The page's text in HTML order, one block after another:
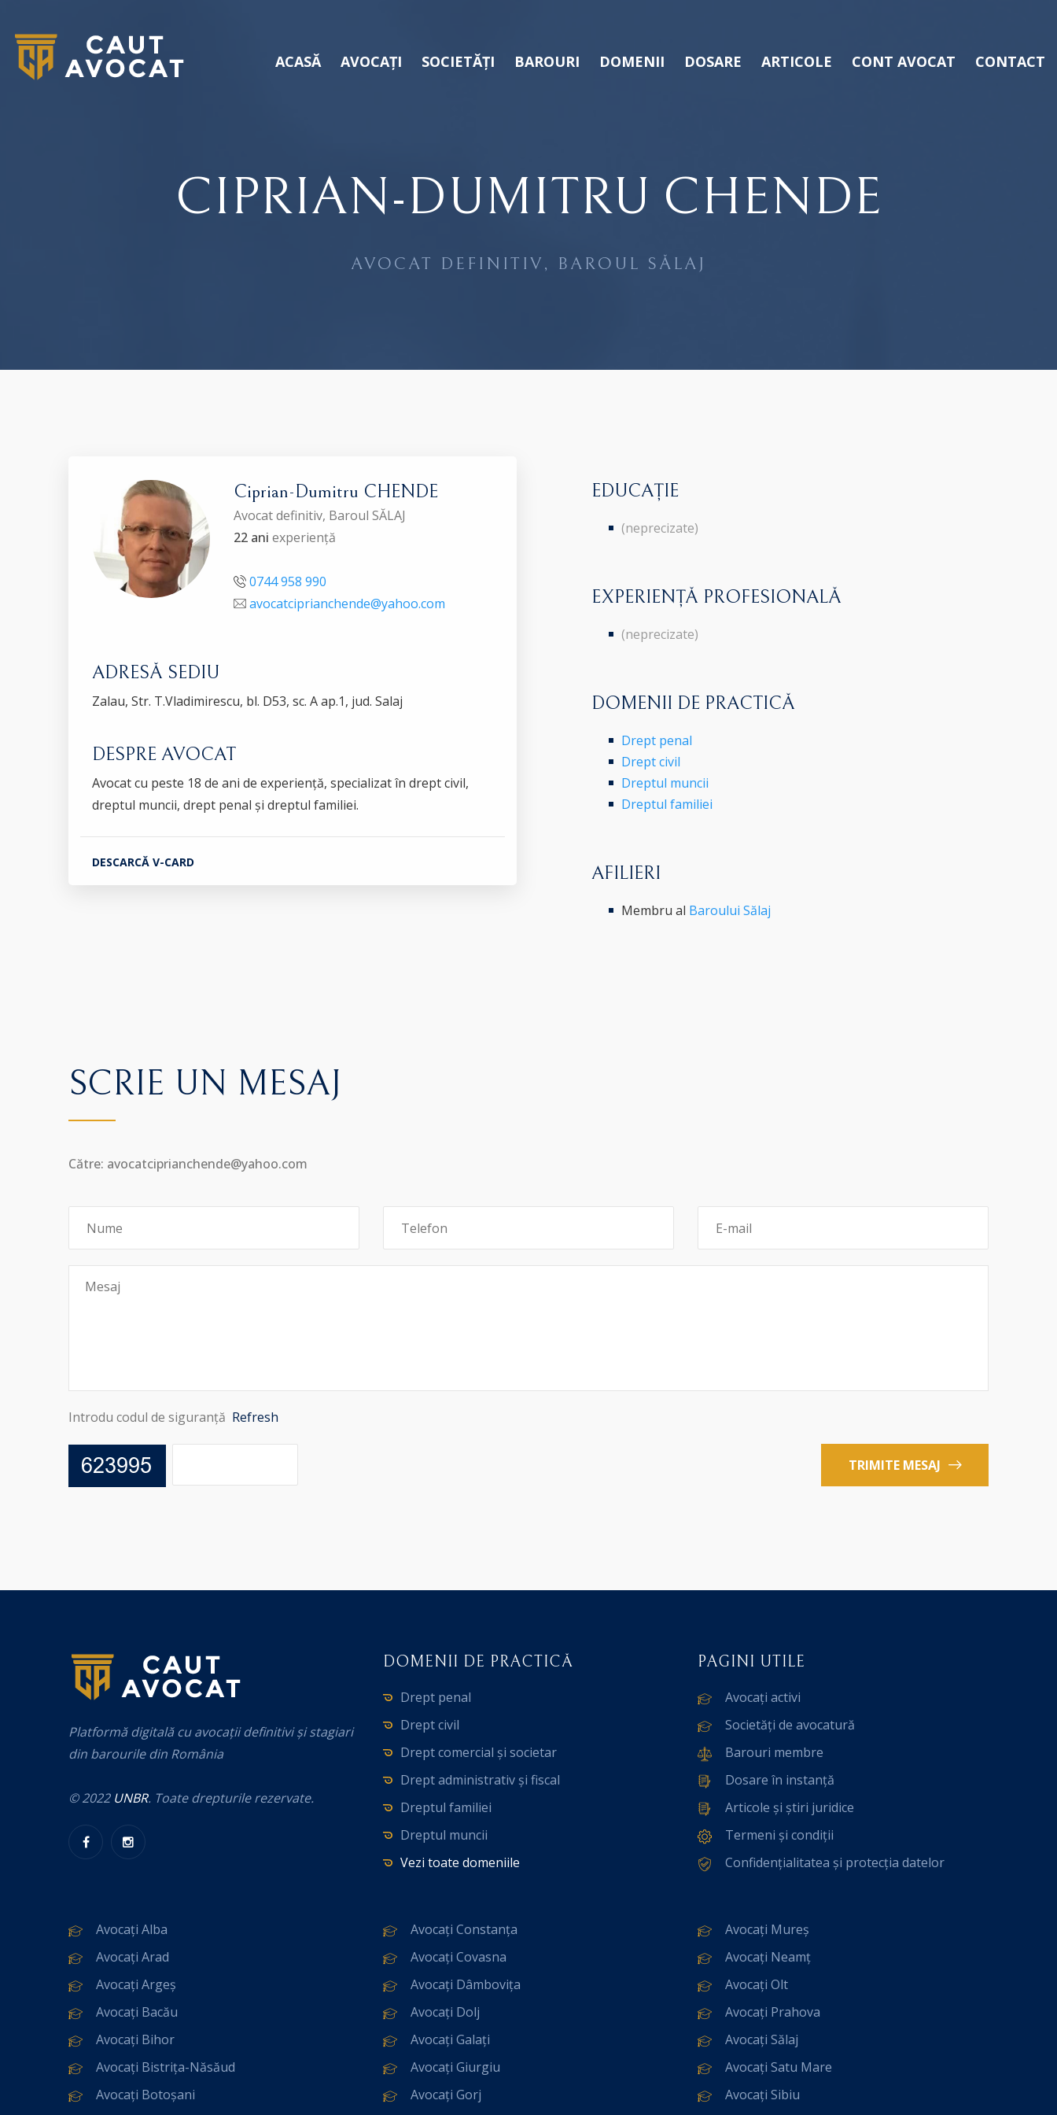
ACASĂ AVOCAȚI SOCIETĂȚI BAROURI DOMENII DOSARE ARTICOLE CONT AVOCAT CONTACT
CIPRIAN-DUMITRU CHENDE
AVOCAT DEFINITIV, BAROUL SĂLAJ
Ciprian-Dumitru CHENDE
Avocat definitiv, Baroul SĂLAJ
22 ani experiență
0744 958 990
avocatciprianchende@yahoo.com
ADRESĂ SEDIU
Zalau, Str. T.Vladimirescu, bl. D53, sc. A ap.1, jud. Salaj
DESPRE AVOCAT
Avocat cu peste 18 de ani de experiență, specializat în drept civil,
dreptul muncii, drept penal și dreptul familiei.
DESCARCĂ V-CARD
EDUCAȚIE
(neprecizate)
EXPERIENȚĂ PROFESIONALĂ
(neprecizate)
DOMENII DE PRACTICĂ
Drept penal
Drept civil
Dreptul muncii
Dreptul familiei
AFILIERI
Membru al Baroului Sălaj
SCRIE UN MESAJ
Către: avocatciprianchende@yahoo.com
Introdu codul de siguranță Refresh
TRIMITE MESAJ
Platformă digitală cu avocații definitivi și stagiari
din barourile din România
© 2022 UNBR. Toate drepturile rezervate.
DOMENII DE PRACTICĂ
Drept penal
Drept civil
Drept comercial și societar
Drept administrativ și fiscal
Dreptul familiei
Dreptul muncii
Vezi toate domeniile
PAGINI UTILE
Avocați activi
Societăți de avocatură
Barouri membre
Dosare în instanță
Articole și știri juridice
Termeni și condiții
Confidențialitatea și protecția datelor
Avocați Alba
Avocați Arad
Avocați Argeș
Avocați Bacău
Avocați Bihor
Avocați Bistrița-Năsăud
Avocați Botoșani
Avocați Constanța
Avocați Covasna
Avocați Dâmbovița
Avocați Dolj
Avocați Galați
Avocați Giurgiu
Avocați Gorj
Avocați Mureș
Avocați Neamț
Avocați Olt
Avocați Prahova
Avocați Sălaj
Avocați Satu Mare
Avocați Sibiu